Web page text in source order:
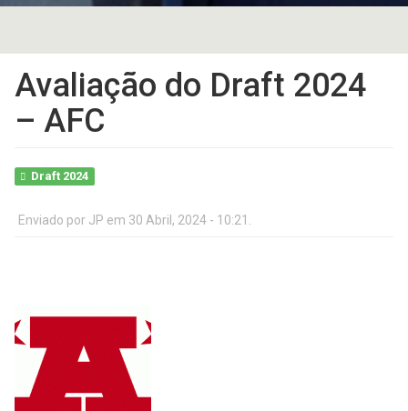
Avaliação do Draft 2024
– AFC
Draft 2024
Enviado por JP em 30 Abril, 2024 - 10:21.